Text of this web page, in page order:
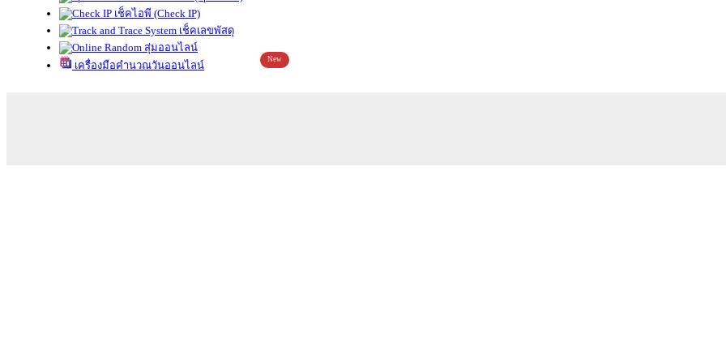
เช็คไอพี (Check IP)
เช็คเลขพัสดุ
สุ่มออนไลน์
เครื่องมือคำนวณวันออนไลน์
New